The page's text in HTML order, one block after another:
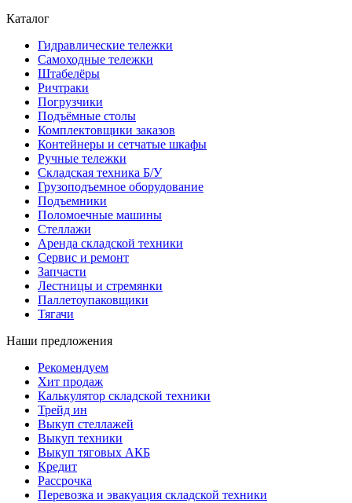
Каталог
Гидравлические тележки
Самоходные тележки
Штабелёры
Ричтраки
Погрузчики
Подъёмные столы
Комплектовщики заказов
Контейнеры и сетчатые шкафы
Ручные тележки
Складская техника Б/У
Грузоподъемное оборудование
Подъемники
Поломоечные машины
Стеллажи
Аренда складской техники
Сервис и ремонт
Запчасти
Лестницы и стремянки
Паллетоупаковщики
Тягачи
Наши предложения
Рекомендуем
Хит продаж
Калькулятор складской техники
Трейд ин
Выкуп стеллажей
Выкуп техники
Выкуп тяговых АКБ
Кредит
Рассрочка
Перевозка и эвакуация складской техники